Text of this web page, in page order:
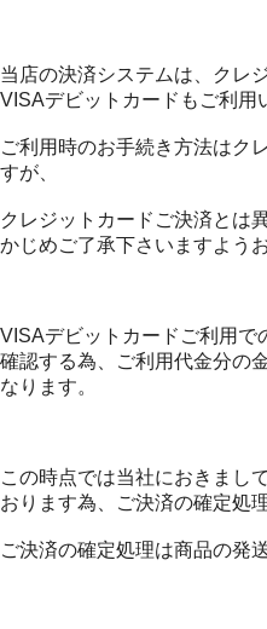
当店の決済システムは、クレ
VISAデビットカードもご利用
ご利用時のお手続き方法はク
すが、
クレジットカードご決済とは
かじめご了承下さいますよう
VISAデビットカードご利用で
確認する為、ご利用代金分の
なります。
この時点では当社におきまし
おります為、ご決済の確定処
ご決済の確定処理は商品の発